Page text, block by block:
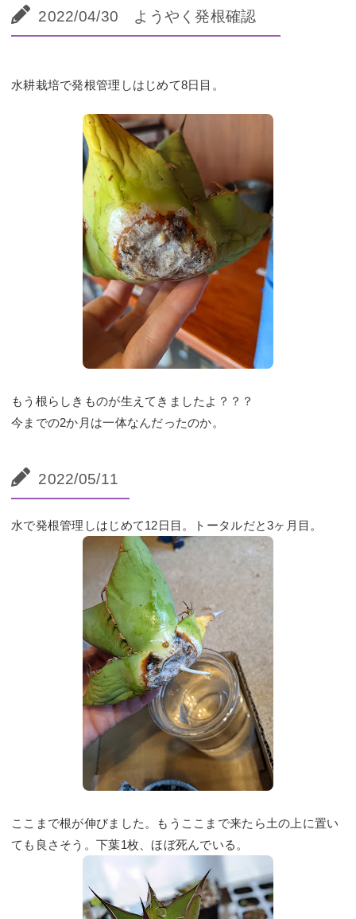
2022/04/30 ようやく発根確認
水耕栽培で発根管理しはじめて8日目。
もう根らしきものが生えてきましたよ？？？
今までの2か月は一体なんだったのか。
2022/05/11
水で発根管理しはじめて12日目。トータルだと3ヶ月目。
ここまで根が伸びました。もうここまで来たら土の上に置い
ても良さそう。下葉1枚、ほぼ死んでいる。